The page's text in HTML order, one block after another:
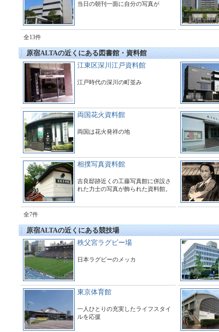
当日の朝刊一面に自分の写真が
全13件
原宿ALTAの近くにある図書館・資料館
江東区深川江戸資料館
江戸時代の深川の町並み
両国花火資料館
両国は花火発祥の地
相撲写真資料館
吉良邸跡近くの工藤写真館に併設さ
れた力士の写真が飾られた資料館。
全7件
原宿ALTAの近くにある競技場
秩父宮ラグビー場
日本ラグビーのメッカ
東京体育館
一人ひとりの充実したライフスタイ
ルを応援